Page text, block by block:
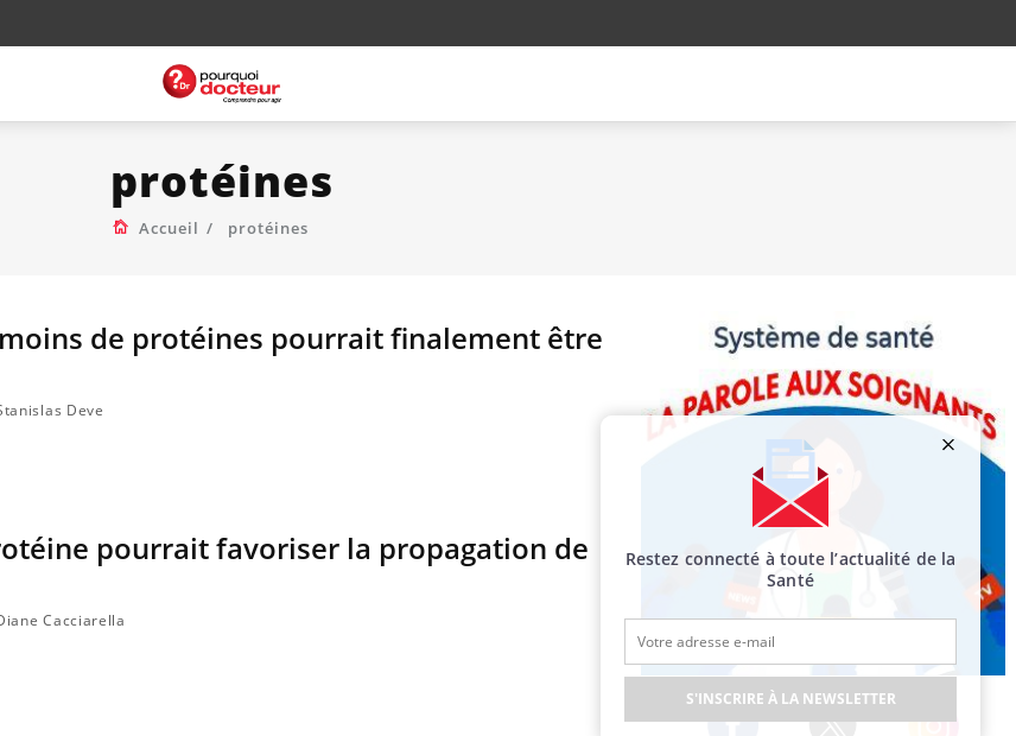
protéines
Accueil protéines
de protéines pourrait finalement être
Deve
pourrait favoriser la propagation de
Cacciarella
Restez connecté à toute l’actualité de la
Santé
S'INSCRIRE À LA NEWSLETTER